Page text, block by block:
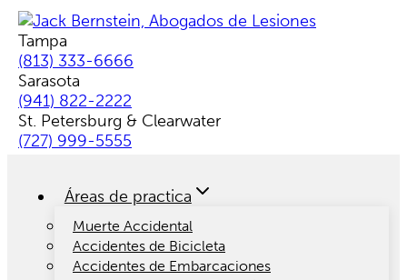
Skip
to
content
Tampa
(813) 333-6666
Sarasota
(941) 822-2222
St. Petersburg & Clearwater
(727) 999-5555
Áreas de practica
Muerte Accidental
Accidentes de Bicicleta
Accidentes de Embarcaciones